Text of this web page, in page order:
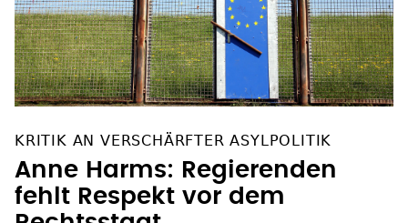
Anne Harms: Regierenden
fehlt Respekt vor dem
Rechtsstaat